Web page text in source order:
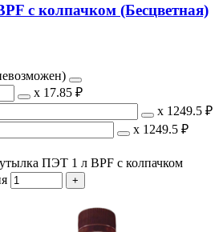
с колпачком (Бесцветная)
х 17.85 ₽
х 1249.5 ₽
х 1249.5 ₽
ПЭТ 1 л BPF с колпачком